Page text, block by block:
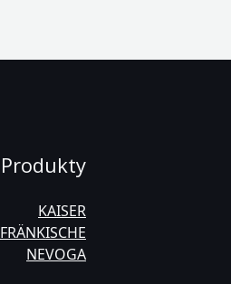
Produkty
KAISER
FRÄNKISCHE
NEVOGA